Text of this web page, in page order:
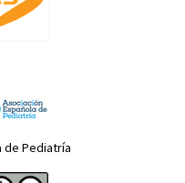
de Pediatría